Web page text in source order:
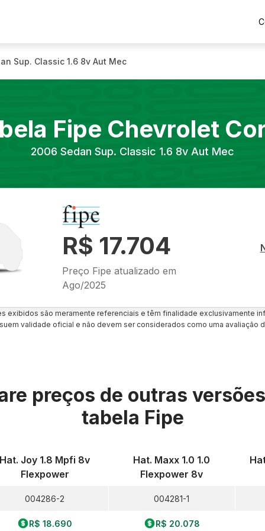
Sup. Classic 1.6 8v Aut Mec
Fipe Chevrolet
2006 Sedan Sup. Classic 1.6 8v Aut Mec
R$ 17.704
Preço Fipe atualizado em
Ago/2025
exibidos são meramente referenciais e têm finalidade exclusivamente
validade oficial e não devem ser considerados como uma avaliação
preços de outras
tabela Fipe
Hat. Joy 1.8 Mpfi 8v
Flexpower
004286-2
R$ 18.690
Hat. Maxx 1.0 1.0
Flexpower 8v
004281-1
R$ 20.078